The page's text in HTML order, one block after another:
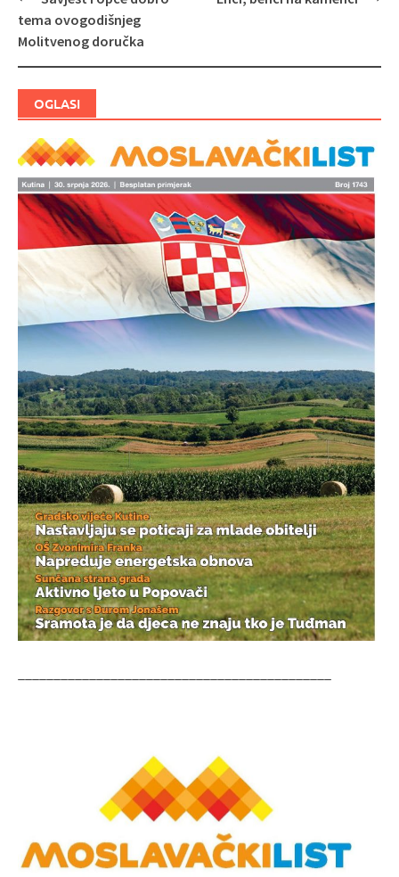
Navigacija
objava
tema ovogodišnjeg
Molitvenog doručka
OGLASI